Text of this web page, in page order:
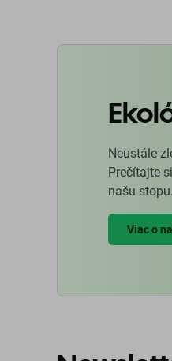
Neustále
Prečítajte
našu stopu.
Viac o